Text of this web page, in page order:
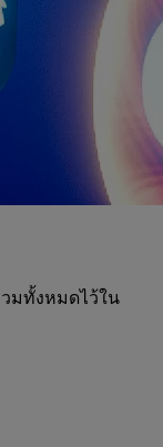
วมทั้งหมดไว้ใน